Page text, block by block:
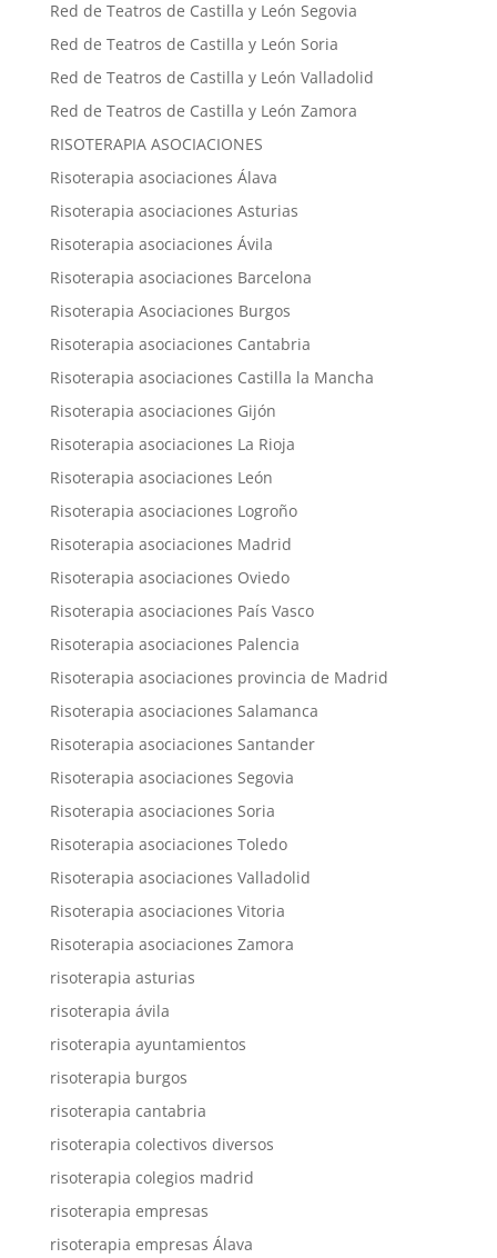
Red de Teatros de Castilla y León Segovia
Red de Teatros de Castilla y León Soria
Red de Teatros de Castilla y León Valladolid
Red de Teatros de Castilla y León Zamora
RISOTERAPIA ASOCIACIONES
Risoterapia asociaciones Álava
Risoterapia asociaciones Asturias
Risoterapia asociaciones Ávila
Risoterapia asociaciones Barcelona
Risoterapia Asociaciones Burgos
Risoterapia asociaciones Cantabria
Risoterapia asociaciones Castilla la Mancha
Risoterapia asociaciones Gijón
Risoterapia asociaciones La Rioja
Risoterapia asociaciones León
Risoterapia asociaciones Logroño
Risoterapia asociaciones Madrid
Risoterapia asociaciones Oviedo
Risoterapia asociaciones País Vasco
Risoterapia asociaciones Palencia
Risoterapia asociaciones provincia de Madrid
Risoterapia asociaciones Salamanca
Risoterapia asociaciones Santander
Risoterapia asociaciones Segovia
Risoterapia asociaciones Soria
Risoterapia asociaciones Toledo
Risoterapia asociaciones Valladolid
Risoterapia asociaciones Vitoria
Risoterapia asociaciones Zamora
risoterapia asturias
risoterapia ávila
risoterapia ayuntamientos
risoterapia burgos
risoterapia cantabria
risoterapia colectivos diversos
risoterapia colegios madrid
risoterapia empresas
risoterapia empresas Álava